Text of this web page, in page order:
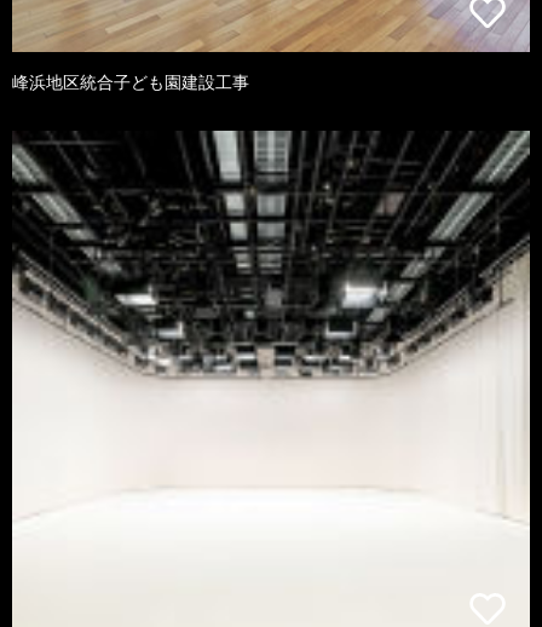
峰浜地区統合子ども園建設工事